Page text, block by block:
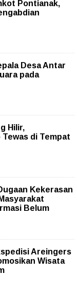
Pontianak,
Desa Antar
pada
Hilir,
Tewas di Tempat
Kekerasan
Belum
Areingers
Wisata